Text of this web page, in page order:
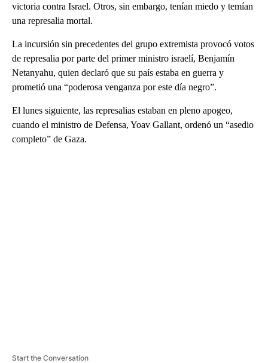
victoria contra Israel. Otros, sin embargo, tenían miedo y temían
una represalia mortal.
La incursión sin precedentes del grupo extremista provocó votos
de represalia por parte del primer ministro israelí, Benjamín
Netanyahu, quien declaró que su país estaba en guerra y
prometió una “poderosa venganza por este día negro”.
El lunes siguiente, las represalias estaban en pleno apogeo,
cuando el ministro de Defensa, Yoav Gallant, ordenó un “asedio
completo” de Gaza.
Start the Conversation